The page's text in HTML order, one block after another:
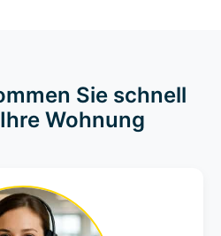
Sie schnell
Wohnung